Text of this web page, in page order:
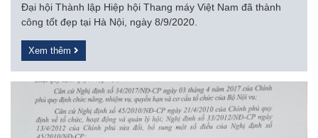
Đại hội Thành lập Hiệp hội Thang máy Việt Nam đã thành
công tốt đẹp tại Hà Nội, ngày 8/9/2020.
Xem thêm